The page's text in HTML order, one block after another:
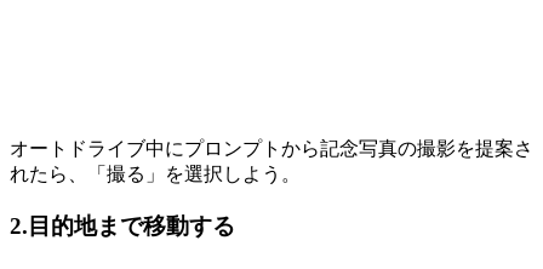
オートドライブ中にプロンプトから記念写真の撮影を提案さ
れたら、「撮る」を選択しよう。
2.目的地まで移動する